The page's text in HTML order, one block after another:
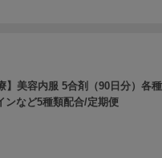
】美容内服 5合剤（90日分）各
ンなど5種類配合/定期便